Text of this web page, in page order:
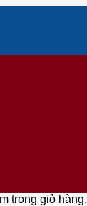
trong giỏ hàng.